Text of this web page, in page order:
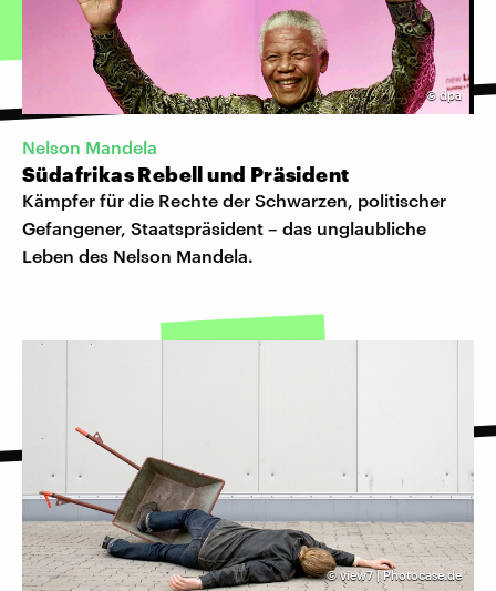
© dpa
Nelson Mandela
Südafrikas Rebell und Präsident
Kämpfer für die Rechte der Schwarzen, politischer
Gefangener, Staatspräsident – das unglaubliche
Leben des Nelson Mandela.
©view7 | Photocase.de